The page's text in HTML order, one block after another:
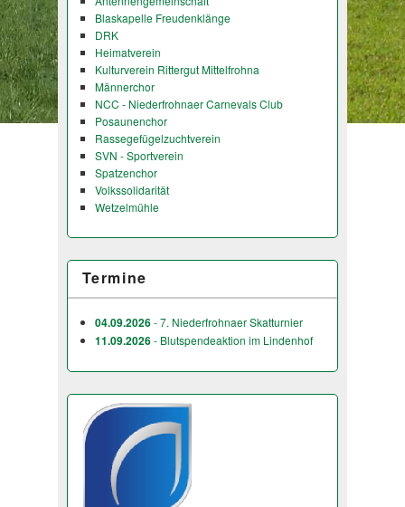
Blaskapelle Freudenklänge
DRK
Heimatverein
Kulturverein Rittergut Mittelfrohna
Männerchor
NCC - Niederfrohnaer Carnevals Club
Posaunenchor
Rassegefügelzuchtverein
SVN - Sportverein
Spatzenchor
Volkssolidarität
Wetzelmühle
Termine
04.09.2026- 7. Niederfrohnaer Skatturnier
11.09.2026- Blutspendeaktion im Lindenhof